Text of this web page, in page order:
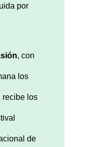
por
, con
los
recibe los
de